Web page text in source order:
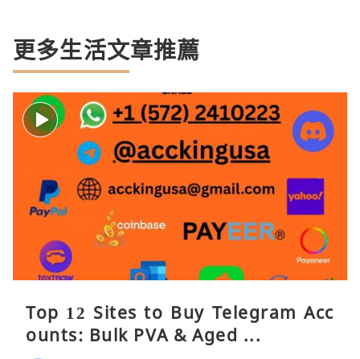
更多生活文章推薦
Top 12 Sites to Buy Telegram Acc
ounts: Bulk PVA & Aged ...